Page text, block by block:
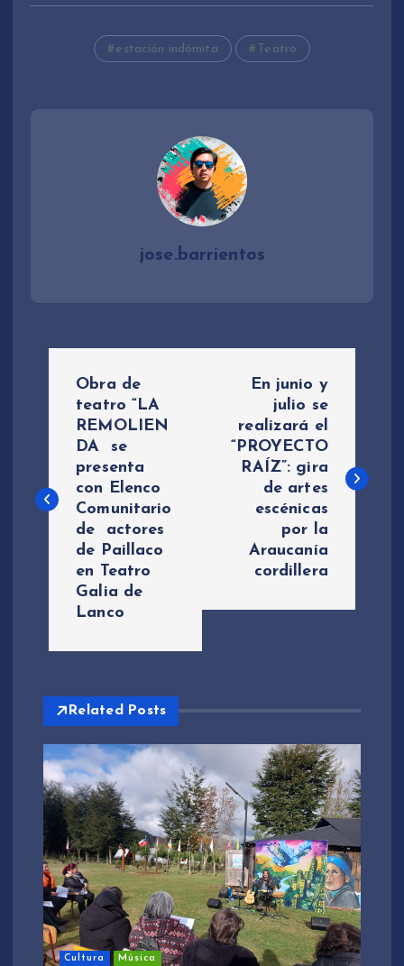
estación indómita Teatro
jose.barrientos
e
ó
n
d
e
e
n
Obra de
teatro “LA
REMOLIEN
DA se
presenta
con Elenco
Comunitario
de actores
de Paillaco
en Teatro
Galia de
Lanco
En junio y
julio se
realizará el
“PROYECTO
RAÍZ”: gira
de artes
escénicas
por la
Araucanía
cordillera
Related Posts
Cultura Música